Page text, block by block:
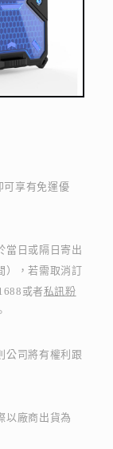
可享有免運優
當日或隔日寄出
），若需取消訂
或者私訊粉
公司將有權利跟
以廠商出貨為